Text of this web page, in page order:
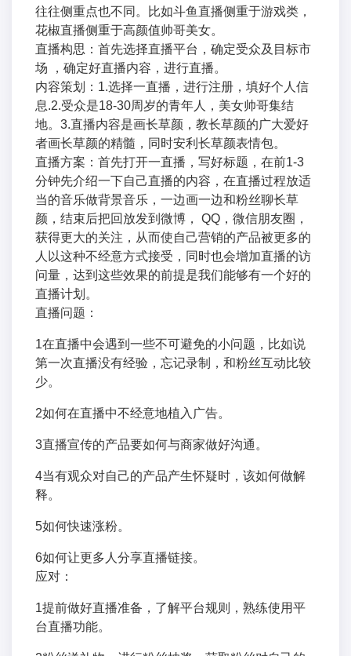
往往侧重点也不同。比如斗鱼直播侧重于游戏类，
花椒直播侧重于高颜值帅哥美女。
直播构思：首先选择直播平台，确定受众及目标市
场 ，确定好直播内容，进行直播。
内容策划：1.选择一直播，进行注册，填好个人信
息.2.受众是18-30周岁的青年人，美女帅哥集结
地。3.直播内容是画长草颜，教长草颜的广大爱好
者画长草颜的精髓，同时安利长草颜表情包。
直播方案：首先打开一直播，写好标题，在前1-3
分钟先介绍一下自己直播的内容，在直播过程放适
当的音乐做背景音乐，一边画一边和粉丝聊长草
颜，结束后把回放发到微博， QQ，微信朋友圈，
获得更大的关注，从而使自己营销的产品被更多的
人以这种不经意方式接受，同时也会增加直播的访
问量，达到这些效果的前提是我们能够有一个好的
直播计划。
直播问题：
1在直播中会遇到一些不可避免的小问题，比如说
第一次直播没有经验，忘记录制，和粉丝互动比较
少。
2如何在直播中不经意地植入广告。
3直播宣传的产品要如何与商家做好沟通。
4当有观众对自己的产品产生怀疑时，该如何做解
释。
5如何快速涨粉。
6如何让更多人分享直播链接。
应对：
1提前做好直播准备，了解平台规则，熟练使用平
台直播功能。